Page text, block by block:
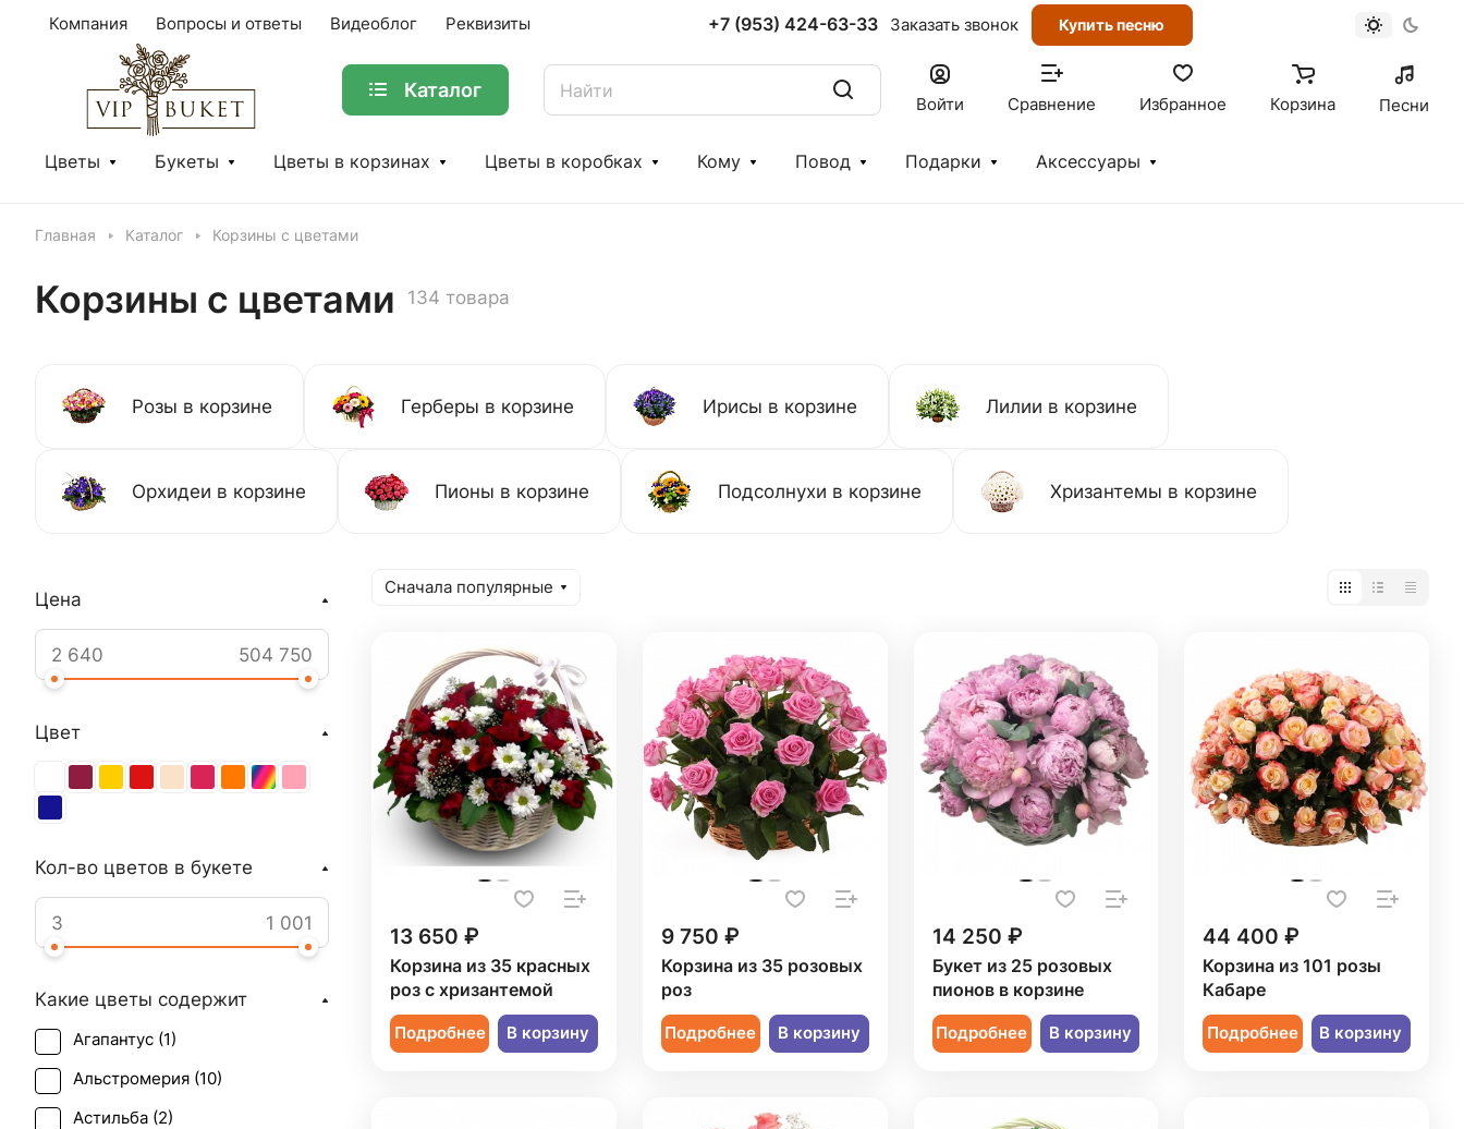
Компания Вопросы и ответы Видеоблог Реквизиты +7 (953) 424-63-33 Заказать звонок Купить песню
Каталог
Войти Сравнение Избранное Корзина Песни
Цветы Букеты Цветы в корзинах Цветы в коробках Кому Повод Подарки Аксессуары
Главная Каталог Корзины с цветами
Корзины с цветами 134 товара
Розы в корзине Герберы в корзине Ирисы в корзине Лилии в корзине
Орхидеи в корзине Пионы в корзине Подсолнухи в корзине Хризантемы в корзине
Сначала популярные
13 650 ₽
Корзина из 35 красных
роз с хризантемой
Подробнее В корзину
9 750 ₽
Корзина из 35 розовых
роз
Подробнее В корзину
14 250 ₽
Букет из 25 розовых
пионов в корзине
Подробнее В корзину
44 400 ₽
Корзина из 101 розы
Кабаре
Подробнее В корзину
Цена
Цвет
Кол-во цветов в букете
Какие цветы содержит
Агапантус (1)
Альстромерия (10)
Астильба (2)